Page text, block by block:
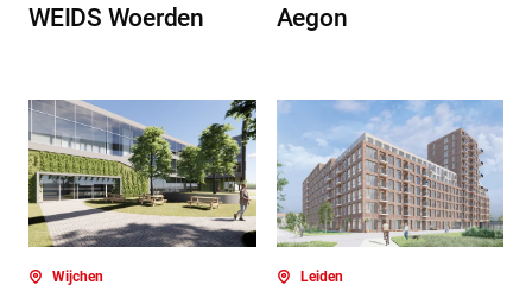
WEIDS Woerden Aegon
Wijchen Leiden